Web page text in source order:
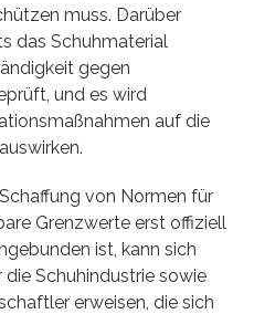
muss. Darüber
das Schuhmaterial
gegen
und es wird
auf die
von Normen für
Grenzwerte erst offiziell
ist, kann sich
Schuhindustrie sowie
erweisen, die sich